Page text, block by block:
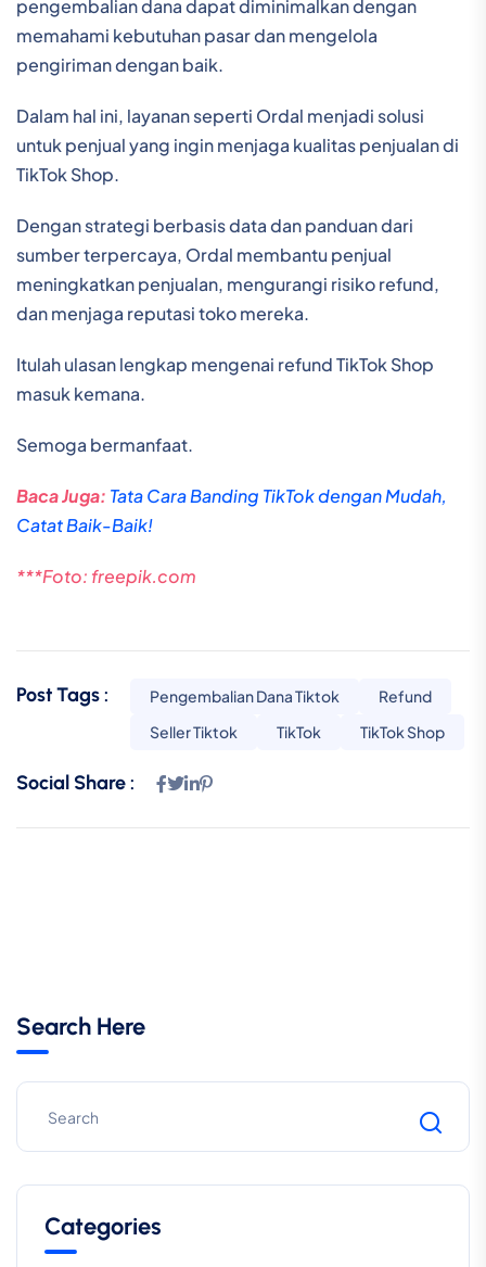
pengembalian dana dapat diminimalkan dengan
memahami kebutuhan pasar dan mengelola
pengiriman dengan baik.
Dalam hal ini, layanan seperti Ordal menjadi solusi
untuk penjual yang ingin menjaga kualitas penjualan di
TikTok Shop.
Dengan strategi berbasis data dan panduan dari
sumber terpercaya, Ordal membantu penjual
meningkatkan penjualan, mengurangi risiko refund,
dan menjaga reputasi toko mereka.
Itulah ulasan lengkap mengenai refund TikTok Shop
masuk kemana.
Semoga bermanfaat.
Baca Juga: Tata Cara Banding TikTok dengan Mudah,
Catat Baik-Baik!
***Foto: freepik.com
Post Tags : Pengembalian Dana Tiktok
Refund
Seller Tiktok
TikTok TikTok Shop
Social Share :
Search Here
Categories